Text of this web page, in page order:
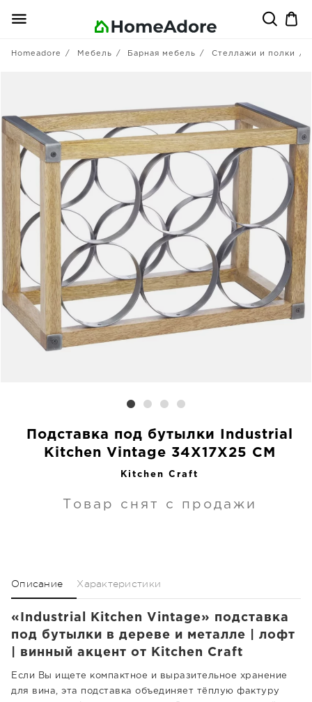
Homeadore Мебель Барная мебель Стеллажи и полки
Подставка под бутылки Industrial
Kitchen Vintage 34X17X25 CM
Kitchen Craft
Товар снят с продажи
Описание Характеристики
«Industrial Kitchen Vintage» подставка
под бутылки в дереве и металле | лофт
| винный акцент от Kitchen Craft
Если Вы ищете компактное и выразительное хранение
для вина, эта подставка объединяет тёплую фактуру